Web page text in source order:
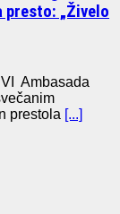
presto: „Živelo
Ambasada
prestola [...]